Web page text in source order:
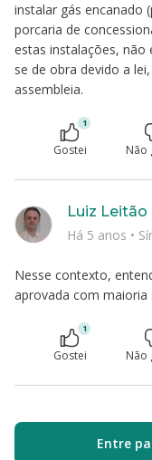
instalar gás encanado
porcaria de
estas instalações, não
se de obra devido a
assembleia.
1
Gostei Não
Nesse contexto,
aprovada com maioria
Luiz Leitão
Há 5 anos •
1
Gostei Não
Entre